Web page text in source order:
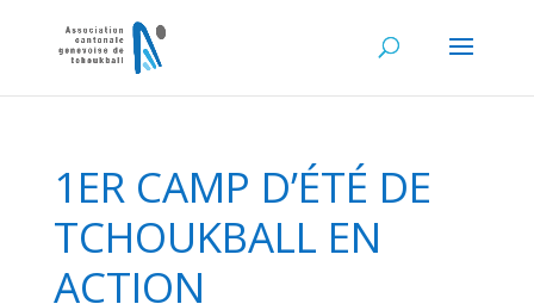
1ER CAMP D’ÉTÉ DE
TCHOUKBALL EN
ACTION